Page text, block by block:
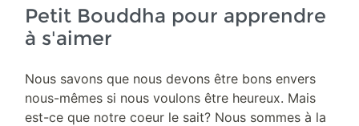
Petit Bouddha pour apprendre
à s'aimer
Nous savons que nous devons être bons envers
nous-mêmes si nous voulons être heureux. Mais
est-ce que notre coeur le sait? Nous sommes à la